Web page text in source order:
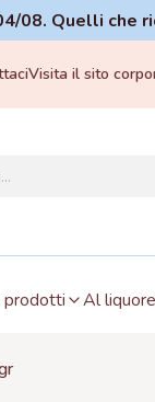
08. Quelli che
Visita il sito
prodotti Al liquore